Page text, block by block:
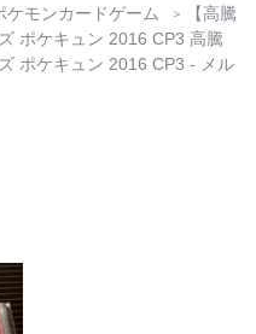
ケモンカードゲーム
【高騰
ポケキュン 2016 CP3 高騰
ポケキュン 2016 CP3 - メル